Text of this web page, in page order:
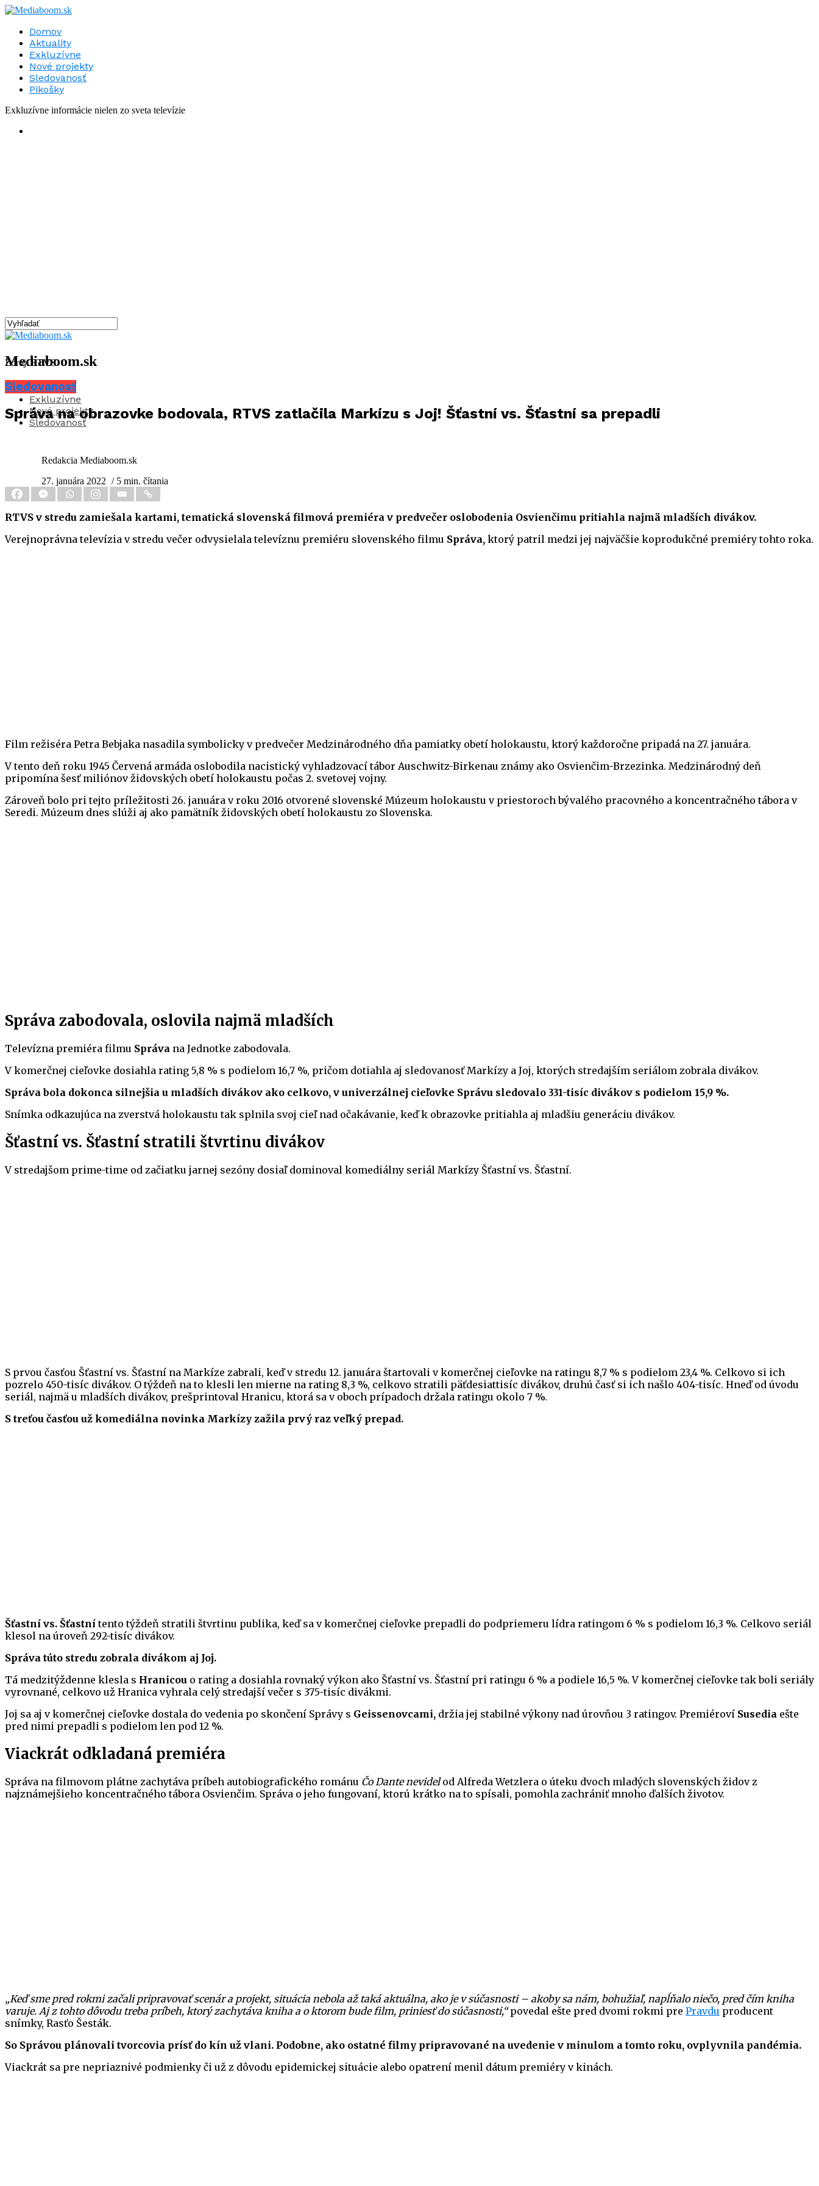
Domov
Aktuality
Exkluzívne
Nové projekty
Sledovanosť
Pikošky
Exkluzívne informácie nielen zo sveta televízie
Mediaboom.sk
Aktuality
Exkluzívne
Nové projekty
Sledovanosť
Zdroj: RTVS
Sledovanosť
Správa na obrazovke bodovala, RTVS zatlačila Markízu s Joj! Šťastní vs. Šťastní sa prepadli
Redakcia Mediaboom.sk
27. januára 2022 / 5 min. čítania
RTVS v stredu zamiešala kartami, tematická slovenská filmová premiéra v predvečer oslobodenia Osvienčimu pritiahla najmä mladších divákov.
Verejnoprávna televízia v stredu večer odvysielala televíznu premiéru slovenského filmu Správa, ktorý patril medzi jej najväčšie koprodukčné premiéry tohto roka.
Film režiséra Petra Bebjaka nasadila symbolicky v predvečer Medzinárodného dňa pamiatky obetí holokaustu, ktorý každoročne pripadá na 27. januára.
V tento deň roku 1945 Červená armáda oslobodila nacistický vyhladzovací tábor Auschwitz-Birkenau známy ako Osvienčim-Brzezinka. Medzinárodný deň
pripomína šesť miliónov židovských obetí holokaustu počas 2. svetovej vojny.
Zároveň bolo pri tejto príležitosti 26. januára v roku 2016 otvorené slovenské Múzeum holokaustu v priestoroch bývalého pracovného a koncentračného tábora v
Seredi. Múzeum dnes slúži aj ako pamätník židovských obetí holokaustu zo Slovenska.
Správa zabodovala, oslovila najmä mladších
Televízna premiéra filmu Správa na Jednotke zabodovala.
V komerčnej cieľovke dosiahla rating 5,8 % s podielom 16,7 %, pričom dotiahla aj sledovanosť Markízy a Joj, ktorých stredajším seriálom zobrala divákov.
Správa bola dokonca silnejšia u mladších divákov ako celkovo, v univerzálnej cieľovke Správu sledovalo 331-tisíc divákov s podielom 15,9 %.
Snímka odkazujúca na zverstvá holokaustu tak splnila svoj cieľ nad očakávanie, keď k obrazovke pritiahla aj mladšiu generáciu divákov.
Šťastní vs. Šťastní stratili štvrtinu divákov
V stredajšom prime-time od začiatku jarnej sezóny dosiaľ dominoval komediálny seriál Markízy Šťastní vs. Šťastní.
S prvou časťou Šťastní vs. Šťastní na Markíze zabrali, keď v stredu 12. januára štartovali v komerčnej cieľovke na ratingu 8,7 % s podielom 23,4 %. Celkovo si ich
pozrelo 450-tisíc divákov. O týždeň na to klesli len mierne na rating 8,3 %, celkovo stratili päťdesiattisíc divákov, druhú časť si ich našlo 404-tisíc. Hneď od úvodu
seriál, najmä u mladších divákov, prešprintoval Hranicu, ktorá sa v oboch prípadoch držala ratingu okolo 7 %.
S treťou časťou už komediálna novinka Markízy zažila prvý raz veľký prepad.
Šťastní vs. Šťastnítento týždeň stratili štvrtinu publika, keď sa v komerčnej cieľovke prepadli do podpriemeru lídra ratingom 6 % s podielom 16,3 %. Celkovo seriál
klesol na úroveň 292-tisíc divákov.
Správa túto stredu zobrala divákom aj Joj.
Tá medzitýždenne klesla s Hranicou o rating a dosiahla rovnaký výkon ako Šťastní vs. Šťastní pri ratingu 6 % a podiele 16,5 %. V komerčnej cieľovke tak boli seriály
vyrovnané, celkovo už Hranica vyhrala celý stredajší večer s 375-tisíc divákmi.
Joj sa aj v komerčnej cieľovke dostala do vedenia po skončení Správy s Geissenovcami, držia jej stabilné výkony nad úrovňou 3 ratingov. Premiéroví Susedia ešte
pred nimi prepadli s podielom len pod 12 %.
Viackrát odkladaná premiéra
Správa na filmovom plátne zachytáva príbeh autobiografického románu Čo Dante nevidelod Alfreda Wetzlera o úteku dvoch mladých slovenských židov z
najznámejšieho koncentračného tábora Osvienčim. Správa o jeho fungovaní, ktorú krátko na to spísali, pomohla zachrániť mnoho ďalších životov.
„Keď sme pred rokmi začali pripravovať scenár a projekt, situácia nebola až taká aktuálna, ako je v súčasnosti – akoby sa nám, bohužiaľ, napĺňalo niečo, pred čím kniha
varuje. Aj z tohto dôvodu treba príbeh, ktorý zachytáva kniha a o ktorom bude film, priniesť do súčasnosti,“povedal ešte pred dvomi rokmi pre Pravdu producent
snímky, Rasťo Šesták.
So Správou plánovali tvorcovia prísť do kín už vlani. Podobne, ako ostatné filmy pripravované na uvedenie v minulom a tomto roku, ovplyvnila pandémia.
Viackrát sa pre nepriaznivé podmienky či už z dôvodu epidemickej situácie alebo opatrení menil dátum premiéry v kinách.